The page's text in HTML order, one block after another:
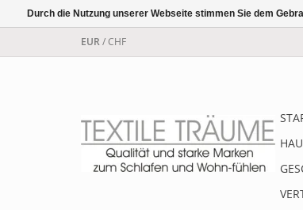
EUR/CHF
Durch die Nutzung unserer Webseite stimmen Sie dem